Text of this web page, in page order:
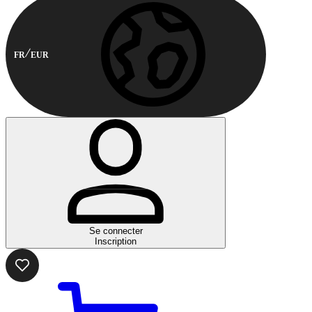
FR EUR
Se connecter
Inscription